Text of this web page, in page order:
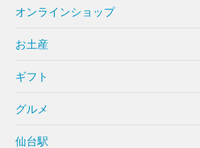
オンラインショップ
お土産
ギフト
グルメ
仙台駅